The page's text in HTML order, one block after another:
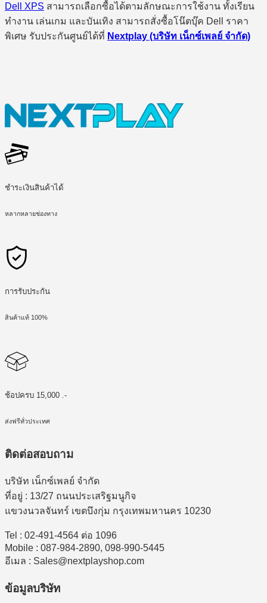
Dell XPS สามารถเลือกซื้อได้ตามลักษณะการใช้งาน ทั้งเรียน
ทำงาน เล่นเกม และบันเทิง สามารถสั่งซื้อโน๊ตบุ๊ค Dell ราคา
พิเศษ รับประกันศูนย์ได้ที่ Nextplay (บริษัท เน็กซ์เพลย์ จำกัด)
ชำระเงินสินค้าได้
หลากหลายช่องทาง
การรับประกัน
สินค้าแท้ 100%
ช้อปครบ 15,000 .-
ส่งฟรีทั่วประเทศ
ติดต่อสอบถาม
บริษัท เน็กซ์เพลย์ จำกัด
ที่อยู่ : 13/27 ถนนประเสริฐมนูกิจ
แขวงนวลจันทร์ เขตบึงกุ่ม กรุงเทพมหานคร 10230
Tel : 02-491-4564 ต่อ 1096
Mobile : 087-984-2890, 098-990-5445
อีเมล : Sales@nextplayshop.com
ข้อมูลบริษัท